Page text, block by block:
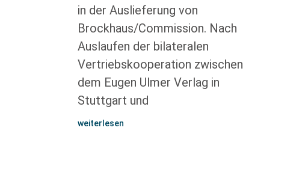
in der Auslieferung von
Brockhaus/Commission. Nach
Auslaufen der bilateralen
Vertriebskooperation zwischen
dem Eugen Ulmer Verlag in
Stuttgart und
weiterlesen